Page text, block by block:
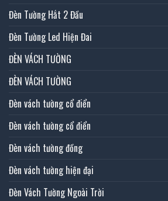
Đèn Tường Hắt 2 Đầu
Đèn Tường Led Hiện Đai
ĐÈN VÁCH TƯỜNG
ĐÈN VÁCH TƯỜNG
Đèn vách tường cổ điển
Đèn vách tường cổ điển
Đèn vách tường đồng
Đèn vách tường hiện đại
Đèn Vách Tường Ngoài Trời